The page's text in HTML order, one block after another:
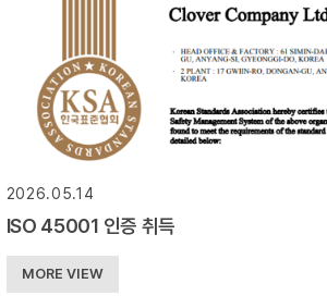
2026.05.14
ISO 45001 인증 취득
MORE VIEW